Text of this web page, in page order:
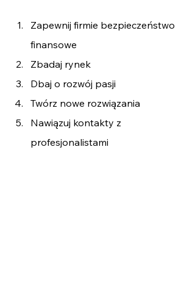
Zapewnij firmie bezpieczeństwo
finansowe
Zbadaj rynek
Dbaj o rozwój pasji
Twórz nowe rozwiązania
Nawiązuj kontakty z
profesjonalistami